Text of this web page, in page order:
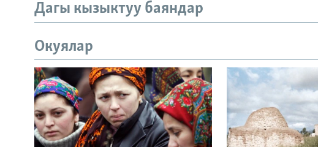
Дагы кызыктуу баяндар
Окуялар